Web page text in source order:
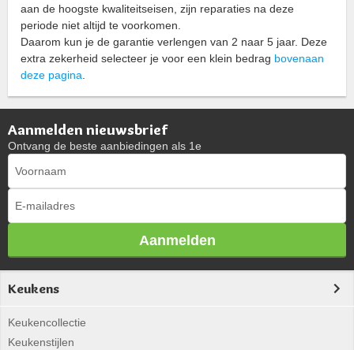
aan de hoogste kwaliteitseisen, zijn reparaties na deze
periode niet altijd te voorkomen.
Daarom kun je de garantie verlengen van 2 naar 5 jaar. Deze
extra zekerheid selecteer je voor een klein bedrag bovenaan
deze pagina
Aanmelden nieuwsbrief
Ontvang de beste aanbiedingen als 1e
Aanmelden
Keukens
Keukencollectie
Keukenstijlen